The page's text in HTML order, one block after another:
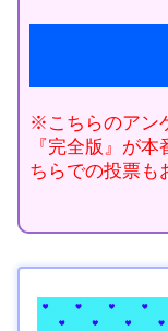
※こちらのアン
『完全版』が
ちらでの投票も